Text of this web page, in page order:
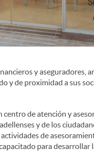
y aseguradores,
y de proximidad a sus
centro de atención y
y de los
actividades de
para desarrollar